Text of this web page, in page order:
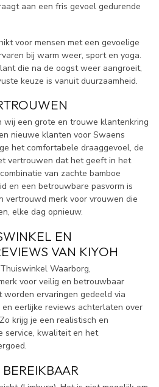
aan een fris gevoel gedurende
voor mensen met een gevoelige
bij warm weer, sport en yoga.
die na de oogst weer aangroeit,
keuze is vanuit duurzaamheid.
wij een grote en trouwe klantenkring
nieuwe klanten voor Swaens
het comfortabele draaggevoel, de
vertrouwen dat het geeft in het
van zachte bamboe
en een betrouwbare pasvorm is
vertrouwd merk voor vrouwen die
elke dag opnieuw.
EN
VAN KIYOH
Waarborg,
voor veilig en betrouwbaar
ervaringen gedeeld via
eerlijke reviews achterlaten over
krijg je een realistisch en
service, kwaliteit en het